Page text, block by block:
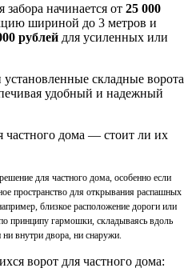
начинается от 25 000
шириной до 3 метров и
рублей для усиленных или
складные ворота
удобный и надежный
частного дома — стоит ли их
для частного дома, особенно если
пространство для открывания распашных
близкое расположение дороги или
принципу гармошки, складываясь вдоль
внутри двора, ни снаружи.
ворот для частного дома: